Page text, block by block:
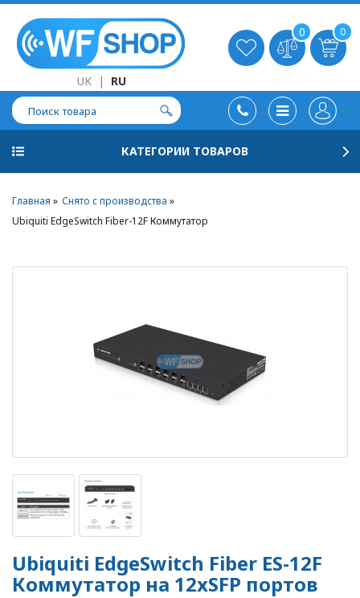
UK | RU
0 0
КАТЕГОРИИ ТОВАРОВ
Главная
Снято с производства
Ubiquiti EdgeSwitch Fiber-12F Коммутатор
Ubiquiti EdgeSwitch Fiber ES-12F
Коммутатор на 12xSFP портов